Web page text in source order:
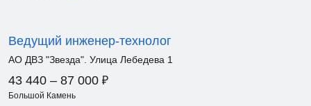
Ведущий инженер-технолог
АО ДВЗ "Звезда". Улица Лебедева 1
43 440 – 87 000 ₽
Большой Камень